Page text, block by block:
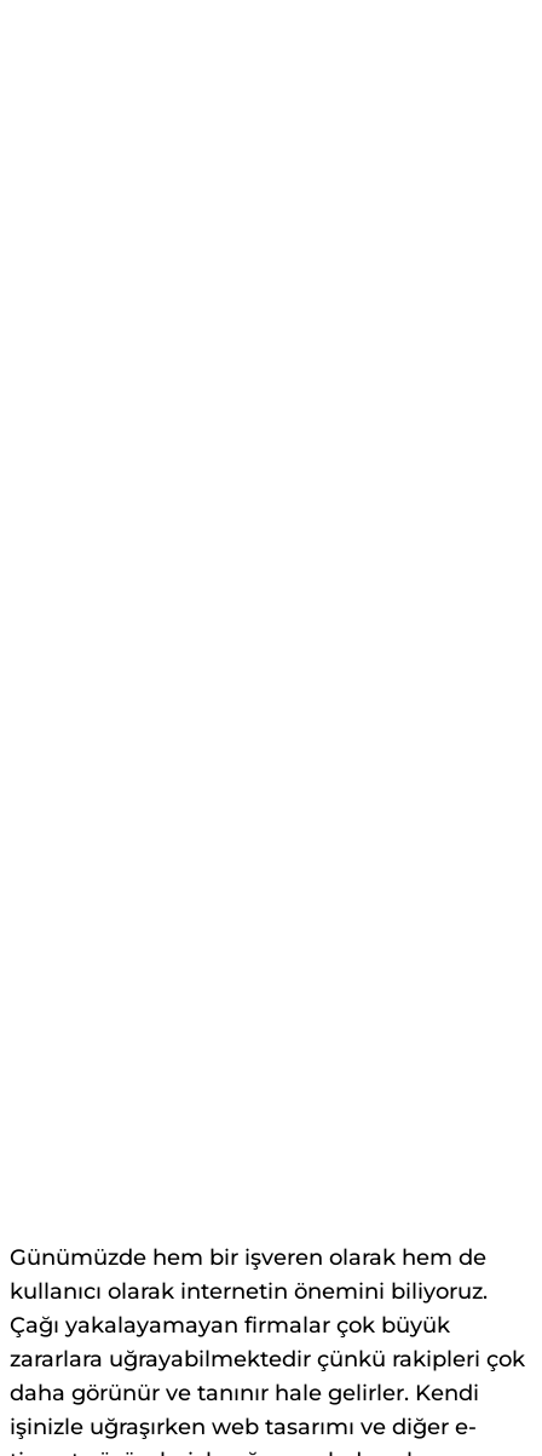
Günümüzde hem bir işveren olarak hem de
kullanıcı olarak internetin önemini biliyoruz.
Çağı yakalayamayan firmalar çok büyük
zararlara uğrayabilmektedir çünkü rakipleri çok
daha görünür ve tanınır hale gelirler. Kendi
işinizle uğraşırken web tasarımı ve diğer e-